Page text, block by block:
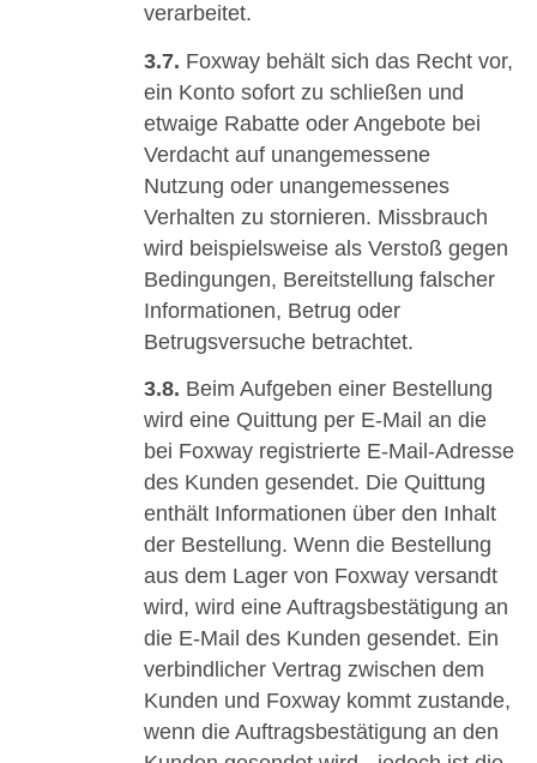
verarbeitet.
3.7. Foxway behält sich das Recht vor,
ein Konto sofort zu schließen und
etwaige Rabatte oder Angebote bei
Verdacht auf unangemessene
Nutzung oder unangemessenes
Verhalten zu stornieren. Missbrauch
wird beispielsweise als Verstoß gegen
Bedingungen, Bereitstellung falscher
Informationen, Betrug oder
Betrugsversuche betrachtet.
3.8. Beim Aufgeben einer Bestellung
wird eine Quittung per E-Mail an die
bei Foxway registrierte E-Mail-Adresse
des Kunden gesendet. Die Quittung
enthält Informationen über den Inhalt
der Bestellung. Wenn die Bestellung
aus dem Lager von Foxway versandt
wird, wird eine Auftragsbestätigung an
die E-Mail des Kunden gesendet. Ein
verbindlicher Vertrag zwischen dem
Kunden und Foxway kommt zustande,
wenn die Auftragsbestätigung an den